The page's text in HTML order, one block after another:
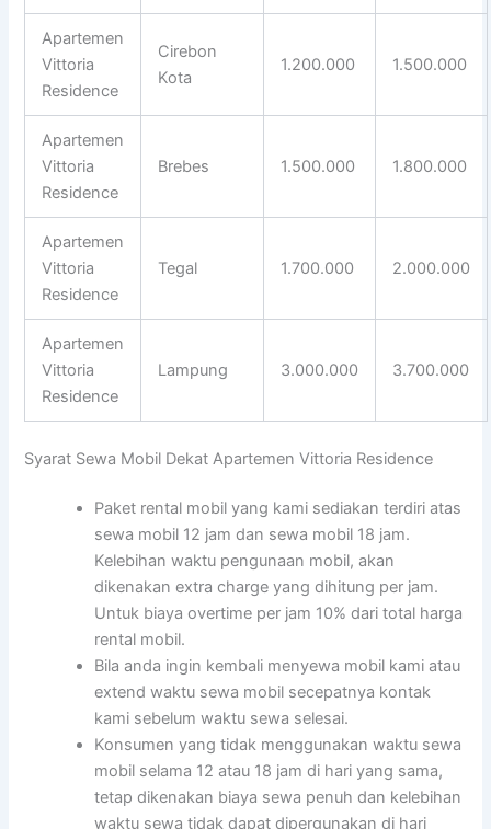
Apartemen
Vittoria
Residence
Cirebon
Kota
1.200.000 1.500.000
Apartemen
Vittoria
Residence
Brebes 1.500.000 1.800.000
Apartemen
Vittoria
Residence
Tegal 1.700.000 2.000.000
Apartemen
Vittoria
Residence
Lampung 3.000.000 3.700.000
Syarat Sewa Mobil Dekat Apartemen Vittoria Residence
Paket rental mobil yang kami sediakan terdiri atas
sewa mobil 12 jam dan sewa mobil 18 jam.
Kelebihan waktu pengunaan mobil, akan
dikenakan extra charge yang dihitung per jam.
Untuk biaya overtime per jam 10% dari total harga
rental mobil.
Bila anda ingin kembali menyewa mobil kami atau
extend waktu sewa mobil secepatnya kontak
kami sebelum waktu sewa selesai.
Konsumen yang tidak menggunakan waktu sewa
mobil selama 12 atau 18 jam di hari yang sama,
tetap dikenakan biaya sewa penuh dan kelebihan
waktu sewa tidak dapat dipergunakan di hari